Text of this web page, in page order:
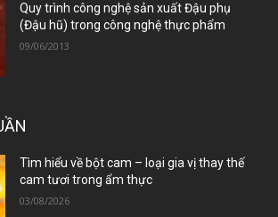
Quy trình công nghệ sản xuất Đậu phụ
(Đậu hũ) trong công nghệ thực phẩm
09/06/2013
Tìm hiểu về bột cam – loại gia vị thay thế
cam tươi trong ẩm thực
03/08/2026